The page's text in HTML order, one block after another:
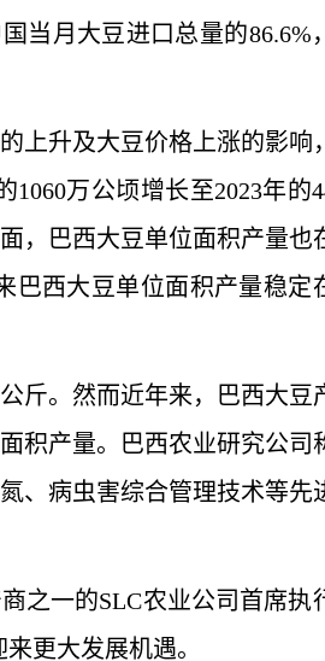
当月大豆进口总量的86.6%
升及大豆价格上涨的影响
万公顷增长至2023年的
，巴西大豆单位面积产量也
巴西大豆单位面积产量稳定
斤。然而近年来，巴西大豆
积产量。巴西农业研究公司
、病虫害综合管理技术等先
之一的SLC农业公司首席执
更大发展机遇。